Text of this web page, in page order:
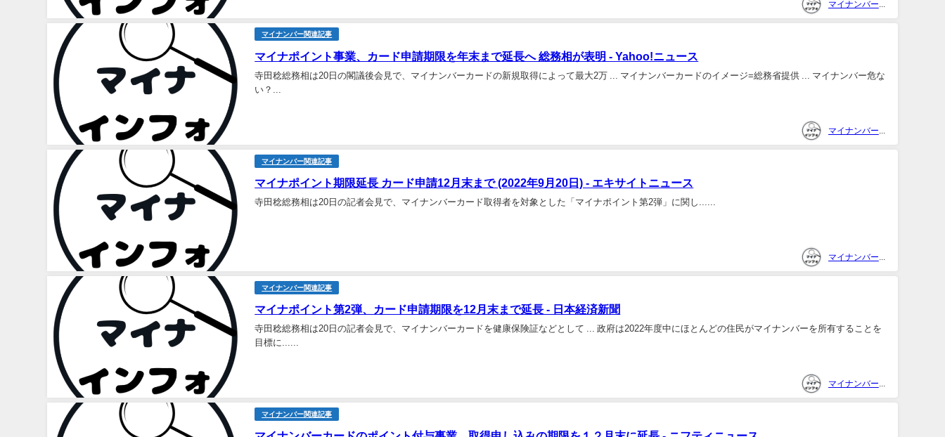
マイナンバー関連記事
マイナポイント事業、カード申請期限を年末まで延長へ 総務相が表明 - Yahoo!ニュース
寺田稔総務相は20日の閣議後会見で、マイナンバーカードの新規取得によって最大2万 ... マイナンバーカードのイメージ=総務省提供 ... マイナンバー危な
い？...
マイナンバー関連記事
マイナポイント期限延長 カード申請12月末まで (2022年9月20日) - エキサイトニュース
寺田稔総務相は20日の記者会見で、マイナンバーカード取得者を対象とした「マイナポイント第2弾」に関し......
マイナンバー関連記事
マイナポイント第2弾、カード申請期限を12月末まで延長 - 日本経済新聞
寺田稔総務相は20日の記者会見で、マイナンバーカードを健康保険証などとして ... 政府は2022年度中にほとんどの住民がマイナンバーを所有することを
目標に......
マイナンバー関連記事